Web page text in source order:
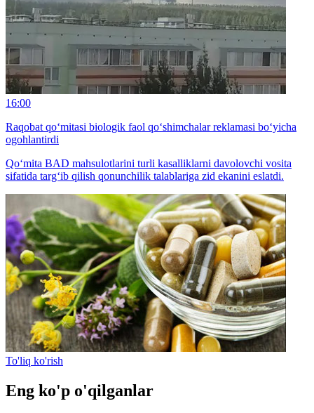
16:00
Raqobat qo‘mitasi biologik faol qo‘shimchalar reklamasi bo‘yicha
ogohlantirdi
Qo‘mita BАD mahsulotlarini turli kasalliklarni davolovchi vosita
sifatida targ‘ib qilish qonunchilik talablariga zid ekanini eslatdi.
To'liq ko'rish
Eng ko'p o'qilganlar